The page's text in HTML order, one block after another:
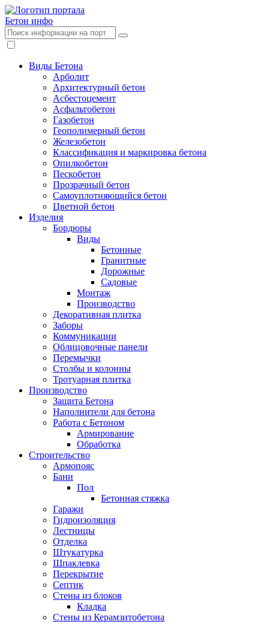
Бетон инфо
Виды Бетона
Арболит
Архитектурный бетон
Асбестоцемент
Асфальтобетон
Газобетон
Геополимерный бетон
Железобетон
Классификация и маркировка бетона
Опилкобетон
Пескобетон
Прозрачный бетон
Самоуплотняющийся бетон
Цветной бетон
Изделия
Бордюры
Виды
Бетонные
Гранитные
Дорожные
Садовые
Монтаж
Производство
Декоративная плитка
Заборы
Коммуникации
Облицовочные панели
Перемычки
Столбы и колонны
Тротуарная плитка
Производство
Защита Бетона
Наполнители для бетона
Работа с Бетоном
Армирование
Обработка
Строительство
Армопояс
Бани
Пол
Бетонная стяжка
Гаражи
Гидроизоляция
Лестницы
Отделка
Штукатурка
Шпаклевка
Перекрытие
Септик
Стены из блоков
Кладка
Стены из Керамзитобетона